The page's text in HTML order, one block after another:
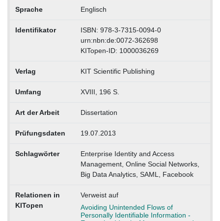
Sprache Englisch
Identifikator
ISBN: 978-3-7315-0094-0
urn:nbn:de:0072-362698
KITopen-ID: 1000036269
Verlag KIT Scientific Publishing
Umfang XVIII, 196 S.
Art der Arbeit Dissertation
Prüfungsdaten 19.07.2013
Schlagwörter
Enterprise Identity and Access
Management, Online Social Networks,
Big Data Analytics, SAML, Facebook
Relationen in
KITopen
Verweist auf
Avoiding Unintended Flows of
Personally Identifiable Information -